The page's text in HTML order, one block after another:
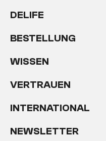
DELIFE
BESTELLUNG
WISSEN
VERTRAUEN
INTERNATIONAL
NEWSLETTER